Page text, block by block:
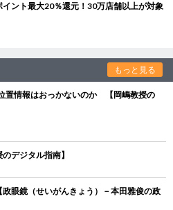
ント最大20％還元！30万店舗以上が対象
もっと見る
置情報はおっかないのか 【岡嶋教授の
デジタル指南】
眼鏡（せいがんきょう）－本田雅俊の政